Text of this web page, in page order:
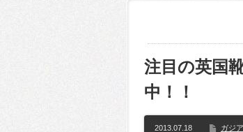
注目の英国
中！！
2013.07.18 ガジ